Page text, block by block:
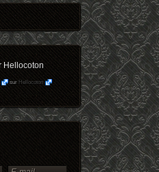
surHellocoton